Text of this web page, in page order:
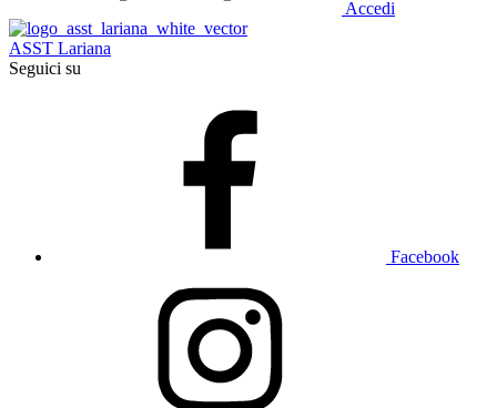
Accedi
ASST Lariana
Seguici su
Facebook